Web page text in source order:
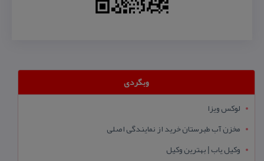
وبگردی
لوکس ویزا
مخزن آب طبرستان خرید از نمایندگی اصلی
وکیل یاب | بهترین وکیل